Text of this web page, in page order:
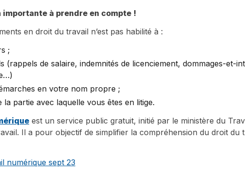
à prendre en compte !
en droit du travail n’est pas habilité à :
;
(rappels de salaire, indemnités de licenciement, dommages-et-
en votre nom propre ;
partie avec laquelle vous êtes en litige.
est un service public gratuit, initié par le ministère du
Il a pour objectif de simplifier la compréhension du droit du
numérique sept 23